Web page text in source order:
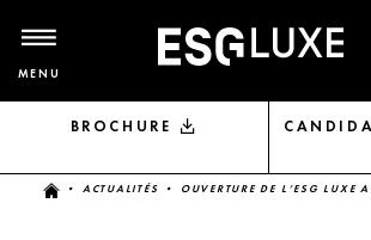
MENU
BROCHURE
Vous êtes ici
• ACTUALITÉS • OUVERTURE DE L’ESG LUXE